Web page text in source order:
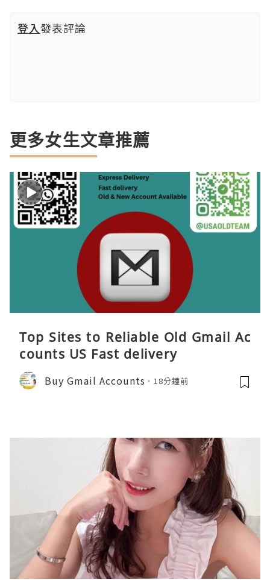
登入發表評論
更多女生文章推薦
Top Sites to Reliable Old Gmail Ac
counts US Fast delivery
Buy Gmail Accounts 18分鐘前